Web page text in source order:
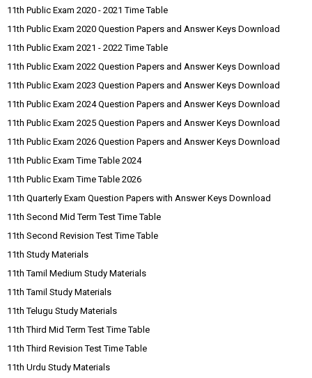
11th Public Exam 2020 - 2021 Time Table
11th Public Exam 2020 Question Papers and Answer Keys Download
11th Public Exam 2021 - 2022 Time Table
11th Public Exam 2022 Question Papers and Answer Keys Download
11th Public Exam 2023 Question Papers and Answer Keys Download
11th Public Exam 2024 Question Papers and Answer Keys Download
11th Public Exam 2025 Question Papers and Answer Keys Download
11th Public Exam 2026 Question Papers and Answer Keys Download
11th Public Exam Time Table 2024
11th Public Exam Time Table 2026
11th Quarterly Exam Question Papers with Answer Keys Download
11th Second Mid Term Test Time Table
11th Second Revision Test Time Table
11th Study Materials
11th Tamil Medium Study Materials
11th Tamil Study Materials
11th Telugu Study Materials
11th Third Mid Term Test Time Table
11th Third Revision Test Time Table
11th Urdu Study Materials